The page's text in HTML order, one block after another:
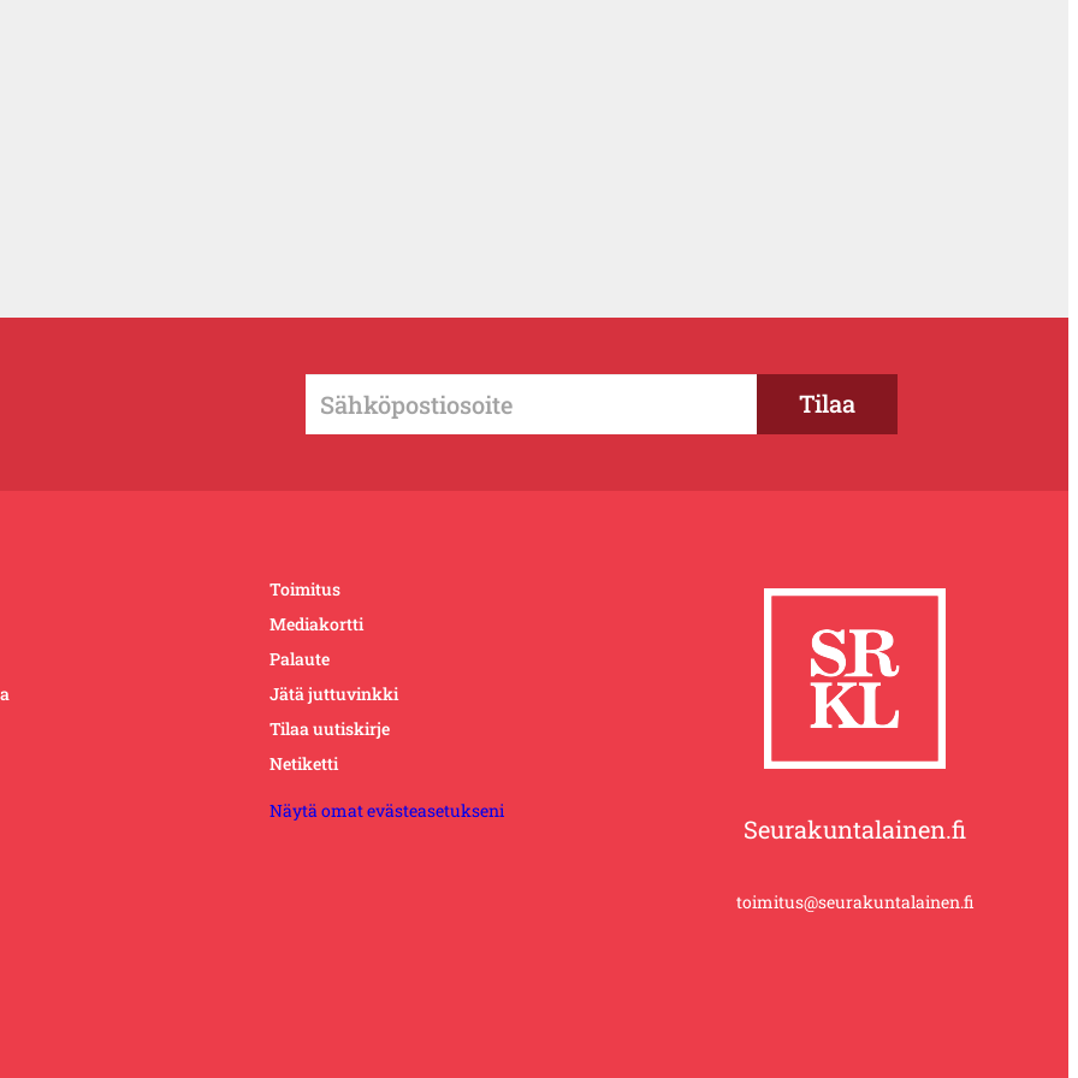
Toimitus
Mediakortti
Palaute
Jätä juttuvinkki
Tilaa uutiskirje
Netiketti
Näytä omat evästeasetukseni
Seurakuntalainen.fi
toimitus@seurakuntalainen.fi